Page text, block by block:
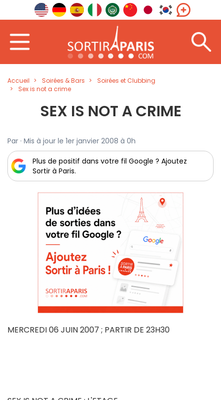
Accueil Soirées & Bars
Soirées et Clubbing
Sex is not a crime
SEX IS NOT A CRIME
Par · Mis à jour le 1er janvier 2008 à 0h
Plus de positif dans votre fil Google ? Ajoutez
Sortir à Paris.
MERCREDI 06 JUIN 2007 ; PARTIR DE 23H30